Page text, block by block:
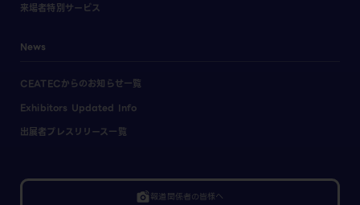
来場者特別サービス
News
CEATECからのお知らせ一覧
Exhibitors Updated Info
出展者プレスリリース一覧
linked_camera報道関係者の皆様へ